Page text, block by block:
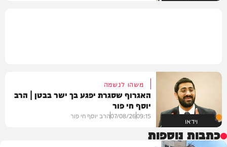
וידאו
משהו לנשמה
האגרוף שסגרת יפגע בך ישר בבטן | הרב
יוסף חי פור
09:15
07/08/26הרב יוסף חי פור
כתבות נוספות